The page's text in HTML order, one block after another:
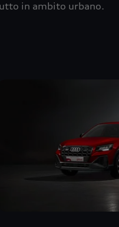
in ambito urbano.